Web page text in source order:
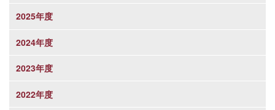
2025年度
2024年度
2023年度
2022年度